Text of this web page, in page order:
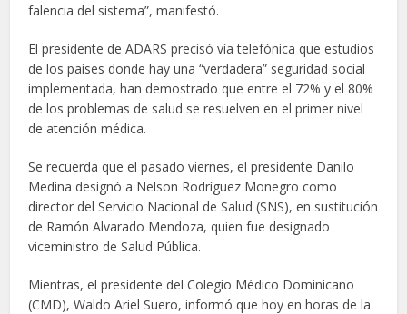
falencia del sistema”, manifestó.
El presidente de ADARS precisó vía telefónica que estudios
de los países donde hay una “verdadera” seguridad social
implementada, han demostrado que entre el 72% y el 80%
de los problemas de salud se resuelven en el primer nivel
de atención médica.
Se recuerda que el pasado viernes, el presidente Danilo
Medina designó a Nelson Rodríguez Monegro como
director del Servicio Nacional de Salud (SNS), en sustitución
de Ramón Alvarado Mendoza, quien fue designado
viceministro de Salud Pública.
Mientras, el presidente del Colegio Médico Dominicano
(CMD), Waldo Ariel Suero, informó que hoy en horas de la